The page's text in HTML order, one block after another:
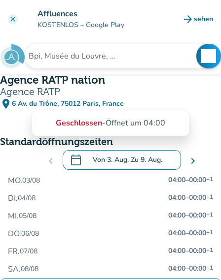
clear Affluences
KOSTENLOS – Google Play arrow_forward sehen
(new
Suche nach einer Einrichtung
Agence RATP nation
Agence RATP
place 6 Av. du Trône, 75012 Paris, France
(in Google Maps öffnen)
(new tab)
Geschlossen-Öffnet um 04:00
Standardöffnungszeiten
chevron_left calendar_today Von 3. Aug. Zu 9. Aug.
.Öffnen Sie den Kalender, um Daten zu
chevron_right
MO.03/08 04:00–00:00+1
DI.04/08 04:00–00:00+1
MI.05/08 04:00–00:00+1
DO.06/08 04:00–00:00+1
FR.07/08 04:00–00:00+1
SA.08/08 04:00–00:00+1